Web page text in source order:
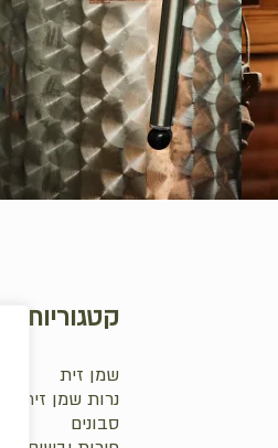
קטגוריות
שמן זית
נרות שמן זית
סבונים